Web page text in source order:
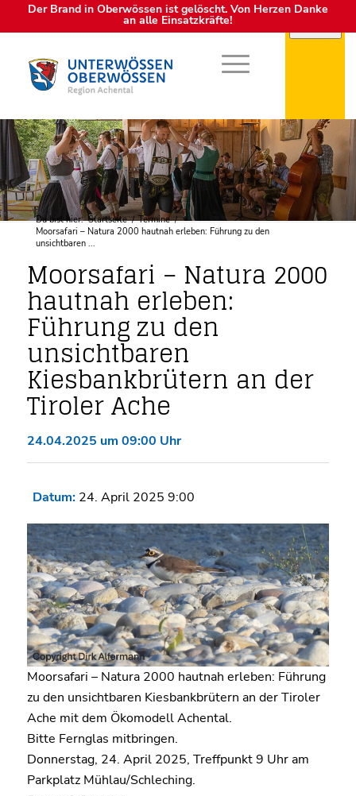
Der Brand in Oberwössen ist gelöscht. Von Herzen Danke
an alle Einsatzkräfte!
Du bist hier: Startseite / Termine /
Moorsafari – Natura 2000 hautnah erleben: Führung zu den
unsichtbaren ...
Moorsafari – Natura 2000
hautnah erleben:
Führung zu den
unsichtbaren
Kiesbankbrütern an der
Tiroler Ache
24.04.2025 um 09:00 Uhr
Datum: 24. April 2025 9:00
Moorsafari – Natura 2000 hautnah erleben: Führung
zu den unsichtbaren Kiesbankbrütern an der Tiroler
Ache mit dem Ökomodell Achental.
Bitte Fernglas mitbringen.
Donnerstag, 24. April 2025, Treffpunkt 9 Uhr am
Parkplatz Mühlau/Schleching.